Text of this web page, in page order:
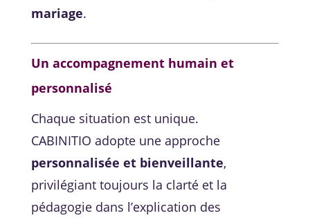
mariage.
Un accompagnement humain et
personnalisé
Chaque situation est unique.
CABINITIO adopte une approche
personnalisée et bienveillante,
privilégiant toujours la clarté et la
pédagogie dans l’explication des